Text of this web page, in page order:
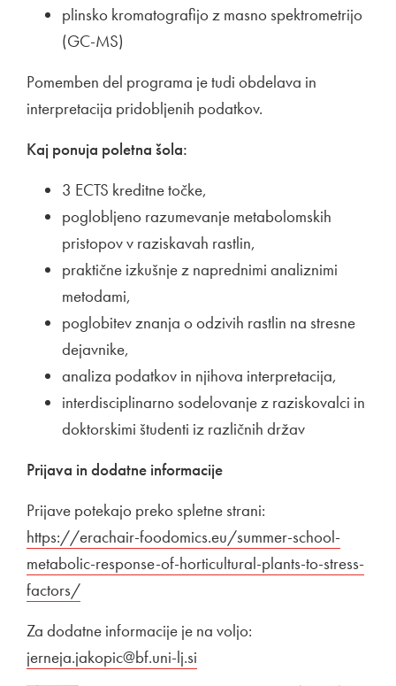
plinsko kromatografijo z masno spektrometrijo
(GC-MS)
Pomemben del programa je tudi obdelava in
interpretacija pridobljenih podatkov.
Kaj ponuja poletna šola:
3 ECTS kreditne točke,
poglobljeno razumevanje metabolomskih
pristopov v raziskavah rastlin,
praktične izkušnje z naprednimi analiznimi
metodami,
poglobitev znanja o odzivih rastlin na stresne
dejavnike,
analiza podatkov in njihova interpretacija,
interdisciplinarno sodelovanje z raziskovalci in
doktorskimi študenti iz različnih držav
Prijava in dodatne informacije
Prijave potekajo preko spletne strani:
Zunanja povezava na
https://erachair-foodomics.eu/summer-school-
metabolic-response-of-horticultural-plants-to-stress-
factors/
Za dodatne informacije je na voljo:
jerneja.jakopic@bf.uni-lj.si